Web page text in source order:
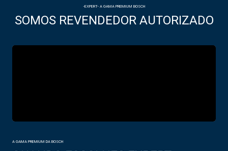
-EXPERT- A GAMA PREMIUM BOSCH
SOMOS REVENDEDOR AUTORIZADO
A GAMA PREMIUM DA BOSCH